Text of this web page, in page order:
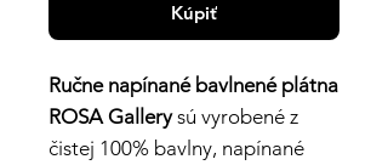
Kúpiť
Ručne napínané bavlnené plátna
ROSA Gallerysú vyrobené z
čistej 100% bavlny, napínané